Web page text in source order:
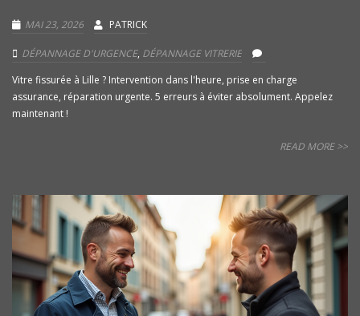
MAI 23, 2026 PATRICK
DÉPANNAGE D'URGENCE, DÉPANNAGE VITRERIE
Vitre fissurée à Lille ? Intervention dans l'heure, prise en charge
assurance, réparation urgente. 5 erreurs à éviter absolument. Appelez
maintenant !
READ MORE >>